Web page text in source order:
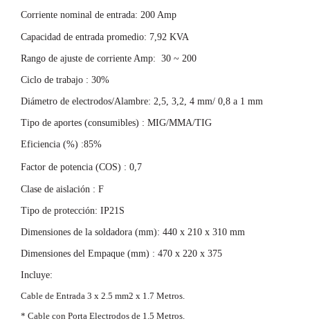
Corriente nominal de entrada: 200 Amp
Capacidad de entrada promedio: 7,92 KVA
Rango de ajuste de corriente Amp: 30 ~ 200
Ciclo de trabajo : 30%
Diámetro de electrodos/Alambre: 2,5, 3,2, 4 mm/ 0,8 a 1 mm
Tipo de aportes (consumibles) : MIG/MMA/TIG
Eficiencia (%) :85%
Factor de potencia (COS) : 0,7
Clase de aislación : F
Tipo de protección: IP21S
Dimensiones de la soldadora (mm): 440 x 210 x 310 mm
Dimensiones del Empaque (mm) : 470 x 220 x 375
Incluye:
Cable de Entrada 3 x 2.5 mm2 x 1.7 Metros.
* Cable con Porta Electrodos de 1.5 Metros.